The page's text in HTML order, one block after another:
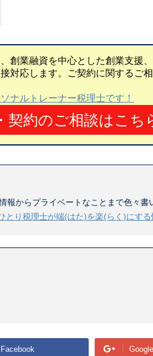
創業融資を中心とした創業支援、
対応します。ご契約に関するご相
ナルトレーナー税理士です！
契約のご相談はこち
からプライベートなことまで色々書
とり税理士が端(はた)を楽(らく)にす
Facebook